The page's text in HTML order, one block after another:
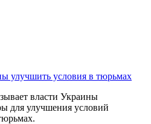
власти Украины
для улучшения условий